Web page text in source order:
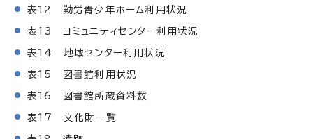
表12 勤労青少年ホーム利用状況
表13 コミュニティセンター利用状況
表14 地域センター利用状況
表15 図書館利用状況
表16 図書館所蔵資料数
表17 文化財一覧